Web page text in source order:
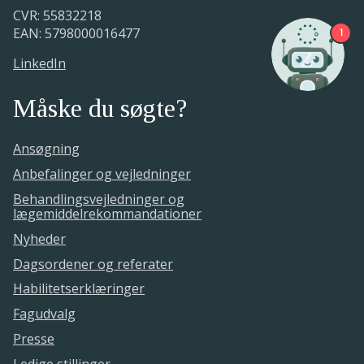
CVR: 55832218
EAN: 5798000016477
LinkedIn
Måske du søgte?
Ansøgning
Anbefalinger og vejledninger
Behandlingsvejledninger og
lægemiddelrekommandationer
Nyheder
Dagsordener og referater
Habilitetserklæringer
Fagudvalg
Presse
1